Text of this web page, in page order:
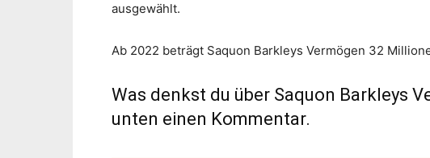
ausgewählt.
Ab 2022 beträgt Saquon Barkleys Vermögen 32
Was denkst du über Saquon Barkleys
unten einen Kommentar.